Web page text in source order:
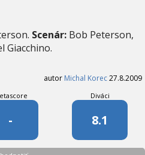
Scenár: Bob Peterson,
Giacchino.
autor Michal Korec27.8.2009
-
Diváci
8.1